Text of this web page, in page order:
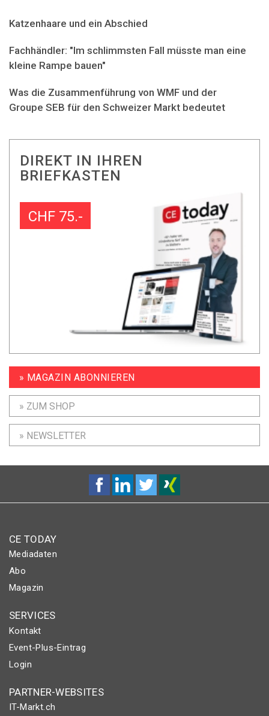
Katzenhaare und ein Abschied
Fachhändler: "Im schlimmsten Fall müsste man eine
kleine Rampe bauen"
Was die Zusammenführung von WMF und der
Groupe SEB für den Schweizer Markt bedeutet
DIREKT IN IHREN
BRIEFKASTEN
CHF 75.-
» MAGAZIN ABONNIEREN
» ZUM SHOP
» NEWSLETTER
CE TODAY
Mediadaten
Abo
Magazin
SERVICES
Kontakt
Event-Plus-Eintrag
Login
PARTNER-WEBSITES
IT-Markt.ch